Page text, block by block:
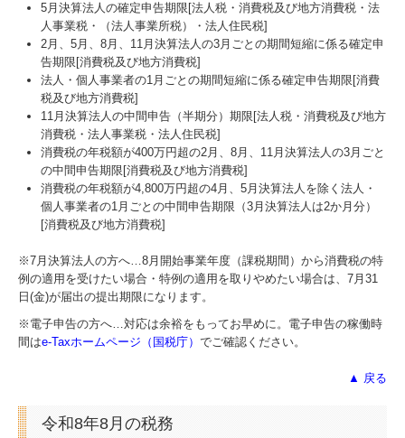
経営革新等支援機関とは
経営改善オンデマンド講座
国の共済制度活用コーナー
5月決算法人の確定申告期限[法人税・消費税及び地方消費税・法
人事業税・（法人事業所税）・法人住民税]
2月、5月、8月、11月決算法人の3月ごとの期間短縮に係る確定申
告期限[消費税及び地方消費税]
法人・個人事業者の1月ごとの期間短縮に係る確定申告期限[消費
税及び地方消費税]
11月決算法人の中間申告（半期分）期限[法人税・消費税及び地方
消費税・法人事業税・法人住民税]
消費税の年税額が400万円超の2月、8月、11月決算法人の3月ごと
の中間申告期限[消費税及び地方消費税]
消費税の年税額が4,800万円超の4月、5月決算法人を除く法人・
個人事業者の1月ごとの中間申告期限（3月決算法人は2か月分）
[消費税及び地方消費税]
※7月決算法人の方へ…8月開始事業年度（課税期間）から消費税の特
例の適用を受けたい場合・特例の適用を取りやめたい場合は、7月31
日(金)が届出の提出期限になります。
※電子申告の方へ…対応は余裕をもってお早めに。電子申告の稼働時
間はe-Taxホームページ（国税庁） でご確認ください。
▲ 戻る
令和8年8月の税務